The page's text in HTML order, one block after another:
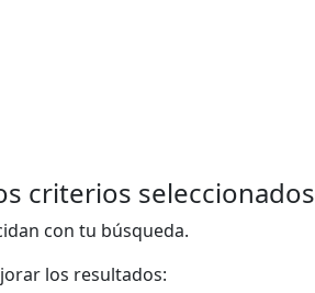
criterios seleccionados
con tu búsqueda.
los resultados: